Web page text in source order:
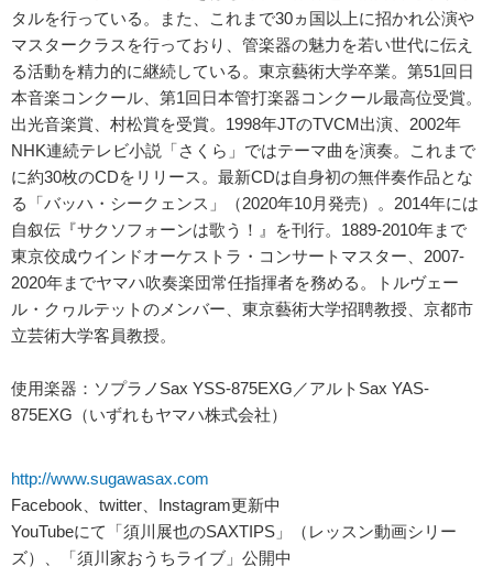
タルを行っている。また、これまで30ヵ国以上に招かれ公演や
マスタークラスを行っており、管楽器の魅力を若い世代に伝え
る活動を精力的に継続している。東京藝術大学卒業。第51回日
本音楽コンクール、第1回日本管打楽器コンクール最高位受賞。
出光音楽賞、村松賞を受賞。1998年JTのTVCM出演、2002年
NHK連続テレビ小説「さくら」ではテーマ曲を演奏。これまで
に約30枚のCDをリリース。最新CDは自身初の無伴奏作品とな
る「バッハ・シークェンス」（2020年10月発売）。2014年には
自叙伝『サクソフォーンは歌う！』を刊行。1889-2010年まで
東京佼成ウインドオーケストラ・コンサートマスター、2007-
2020年までヤマハ吹奏楽団常任指揮者を務める。トルヴェー
ル・クヮルテットのメンバー、東京藝術大学招聘教授、京都市
立芸術大学客員教授。
使用楽器：ソプラノSax YSS-875EXG／アルトSax YAS-
875EXG（いずれもヤマハ株式会社）
http://www.sugawasax.com
Facebook、twitter、Instagram更新中
YouTubeにて「須川展也のSAXTIPS」（レッスン動画シリー
ズ）、「須川家おうちライブ」公開中